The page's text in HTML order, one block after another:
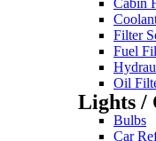
Cabin
Filter
Fuel
Oil
Lights /
Bulbs
Car